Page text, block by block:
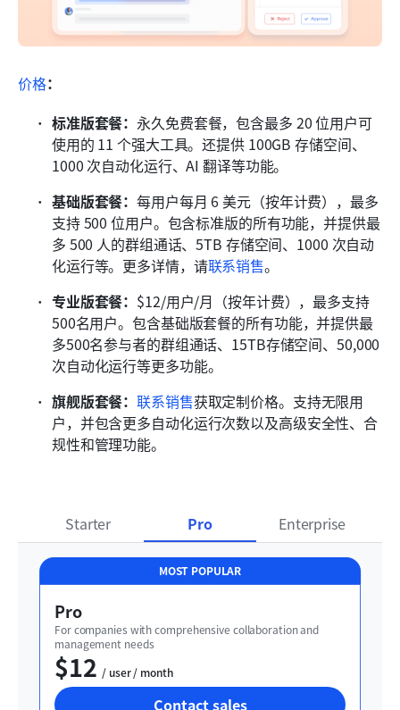
价格：
标准版套餐： 永久免费套餐，包含最多 20 位用户可
使用的 11 个强大工具。还提供 100GB 存储空间、
1000 次自动化运行、AI 翻译等功能。
基础版套餐：每用户每月 6 美元（按年计费），最多
支持 500 位用户。包含标准版的所有功能，并提供最
多 500 人的群组通话、5TB 存储空间、1000 次自动
化运行等。更多详情，请联系销售。
专业版套餐： $12/用户/月（按年计费），最多支持
500名用户。包含基础版套餐的所有功能，并提供最
多500名参与者的群组通话、15TB存储空间、50,000
次自动化运行等更多功能。
旗舰版套餐：联系销售获取定制价格。支持无限用
户，并包含更多自动化运行次数以及高级安全性、合
规性和管理功能。
Starter Pro Enterprise
MOST POPULAR
Pro
For companies with comprehensive collaboration and
management needs
$12
  / user / month
Contact sales